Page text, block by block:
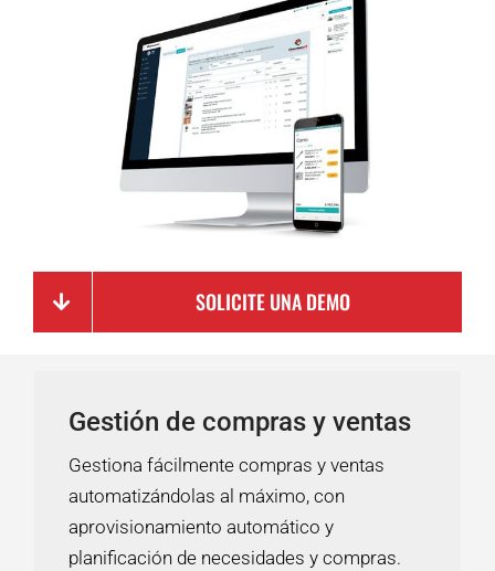
SOLICITE UNA DEMO
Gestión de compras y ventas
Gestiona fácilmente compras y ventas
automatizándolas al máximo, con
aprovisionamiento automático y
planificación de necesidades y compras.